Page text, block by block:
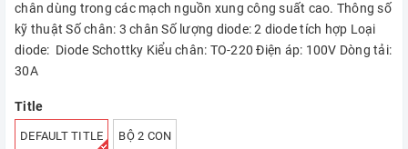
chân dùng trong các mạch nguồn xung công suất cao. Thông số
kỹ thuật Số chân: 3 chân Số lượng diode: 2 diode tích hợp Loại
diode: Diode Schottky Kiểu chân: TO-220 Điện áp: 100V Dòng tải:
30A
Title
DEFAULT TITLE BỘ 2 CON